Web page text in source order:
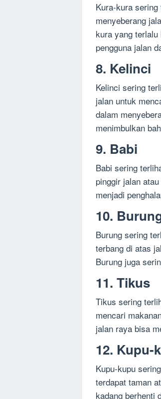
Kura-kura
menyeberang
kura yang
pengguna jalan
8. Kelinci
Kelinci sering
jalan untuk
dalam
menimbulkan
9. Babi
Babi sering
pinggir jalan
menjadi
10.
Burung sering
terbang di atas
Burung juga
11. Tikus
Tikus sering
mencari
jalan raya bisa
12. Kupu-
Kupu-kupu
terdapat taman
kadang berhenti